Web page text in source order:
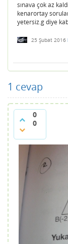
sınava çok az
kenarortay
yetersiz.g diye
25 Şubat 2016
1 cevap
0
0